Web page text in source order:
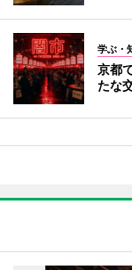
学ぶ・
京都
たな